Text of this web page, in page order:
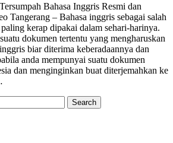
Bahasa Inggris Resmi dan
Tangerang – Bahasa inggris sebagai salah
paling kerap dipakai dalam sehari-harinya.
dokumen tertentu yang mengharuskan
biar diterima keberadaannya dan
anda mempunyai suatu dokumen
dan menginginkan buat diterjemahkan ke